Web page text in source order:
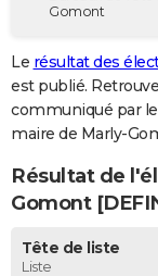
Destinations
City break
Voyage nature
Voyage de noces
Forum
GUIDES D'ACHAT
BONS PLANS
Carte de Noël
Carte Bonne année
Carte Saint-Valentin
Carte Pâques
Carte d'anniversaire
DICTIONNAIRE
Dictionnaire
Biographies
Citations
Expressions
Proverbes
PROGRAMME TV
Gomont
Le résultat des
est publié.
communiqué par
maire de Marly-
Résultat de
Gomont
Tête de liste
Liste